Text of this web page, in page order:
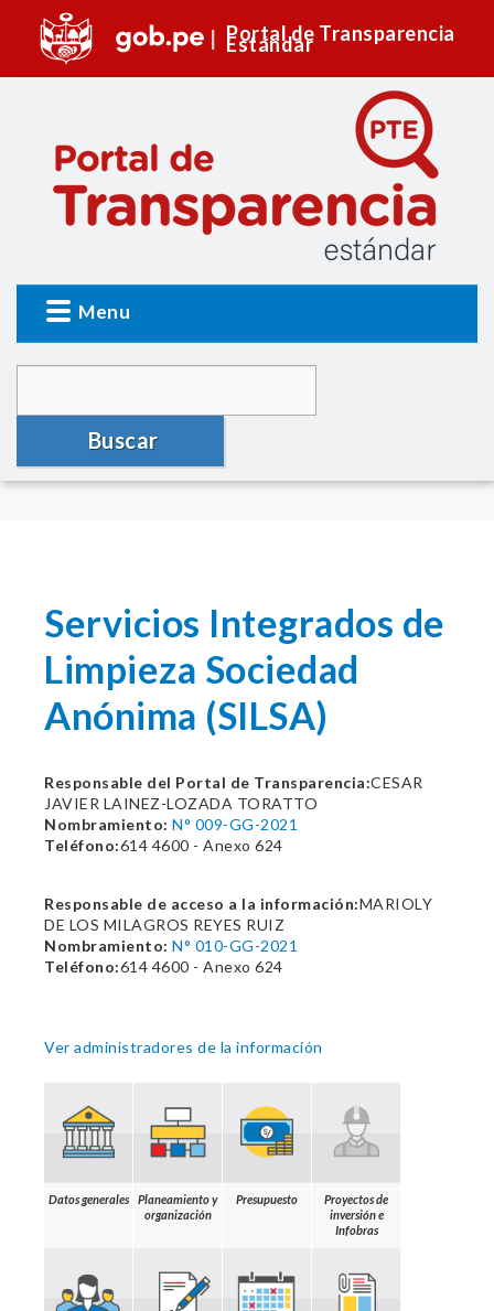
Portal de Transparencia
Estándar
Menu
Buscar
Servicios Integrados de
Limpieza Sociedad
Anónima (SILSA)
Responsable del Portal de Transparencia:CESAR
JAVIER LAINEZ-LOZADA TORATTO
Nombramiento: N° 009-GG-2021
Teléfono:614 4600 - Anexo 624
Responsable de acceso a la información:MARIOLY
DE LOS MILAGROS REYES RUIZ
Nombramiento: N° 010-GG-2021
Teléfono:614 4600 - Anexo 624
Ver administradores de la información
Datos generales
Planeamiento y
organización
Presupuesto
Proyectos de
inversión e
Infobras